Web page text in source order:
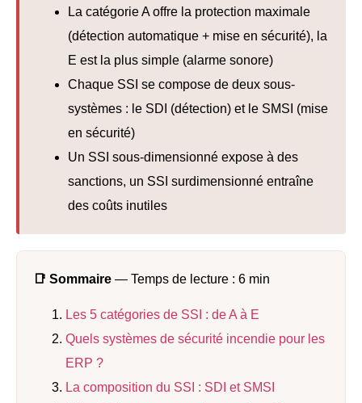
La catégorie A offre la protection maximale
(détection automatique + mise en sécurité), la
E est la plus simple (alarme sonore)
Chaque SSI se compose de deux sous-
systèmes : le SDI (détection) et le SMSI (mise
en sécurité)
Un SSI sous-dimensionné expose à des
sanctions, un SSI surdimensionné entraîne
des coûts inutiles
📑 Sommaire — Temps de lecture : 6 min
Les 5 catégories de SSI : de A à E
Quels systèmes de sécurité incendie pour les
ERP ?
La composition du SSI : SDI et SMSI